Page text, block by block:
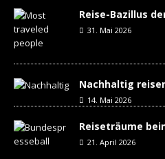
Reise-Bazillus
31. Mai 2026
Nachhaltig
14. Mai 2026
Reiseträume
21. April 2026